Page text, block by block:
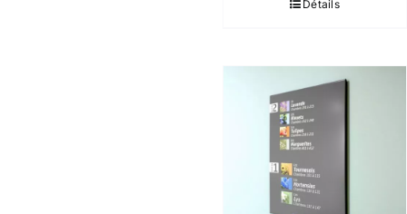
Détails